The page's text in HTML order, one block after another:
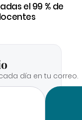
el 99 % de
día en tu correo.